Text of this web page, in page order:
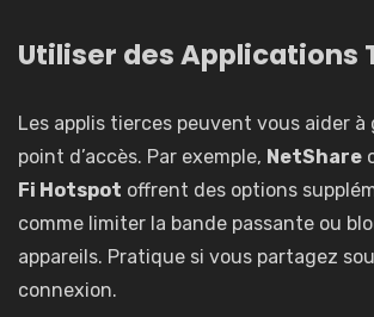
Utiliser des Applications
Les applis tierces peuvent vous aider à
point d’accès. Par exemple, NetShare
Fi Hotspot offrent des options
comme limiter la bande passante ou
appareils. Pratique si vous partagez
connexion.